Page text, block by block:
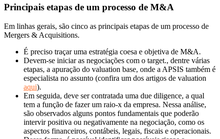
Principais etapas de um processo de M&A
Em linhas gerais, são cinco as principais etapas de um processo de
Mergers & Acquisitions.
É preciso traçar uma estratégia coesa e objetiva de M&A.
Devem-se iniciar as negociações com o target., dentre várias
etapas, a apuração do valuation base, onde a APSIS também é
especialista no assunto (confira um dos artigos de valuation
aqui).
Em seguida, deve ser contratada uma due diligence, a qual
tem a função de fazer um raio-x da empresa. Nessa análise,
são observados alguns pontos fundamentais que poderão
intervir positiva ou negativamente na negociação, como os
aspectos financeiros, contábeis, legais, fiscais e operacionais.